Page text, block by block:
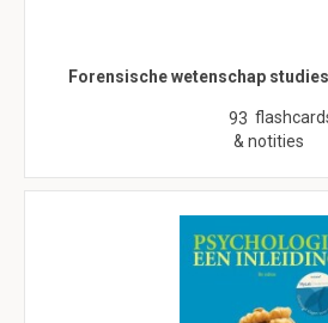
Forensische wetenschap
93
& notities